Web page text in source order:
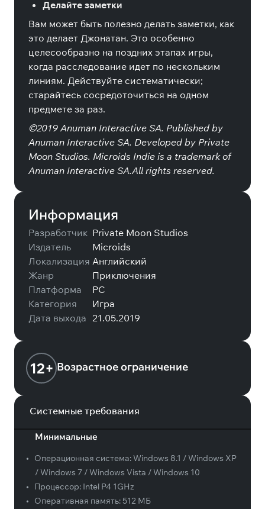
Делайте заметки
Вам может быть полезно делать заметки, как
это делает Джонатан. Это особенно
целесообразно на поздних этапах игры,
когда расследование идет по нескольким
линиям. Действуйте систематически;
старайтесь сосредоточиться на одном
предмете за раз.
©2019 Anuman Interactive SA. Published by
Anuman Interactive SA. Developed by Private
Moon Studios. Microids Indie is a trademark of
Anuman Interactive SA.All rights reserved.
Информация
Разработчик Private Moon Studios
Издатель
Microids
Локализация Английский
Жанр
Приключения
Платформа
PC
Категория
Игра
Дата выхода 21.05.2019
12+ Возрастное ограничение
Системные требования
Минимальные
• Операционная система:Windows 8.1 / Windows XP
/ Windows 7 / Windows Vista / Windows 10
•
Процессор: Intel P4 1GHz
•
Оперативная память: 512 МБ